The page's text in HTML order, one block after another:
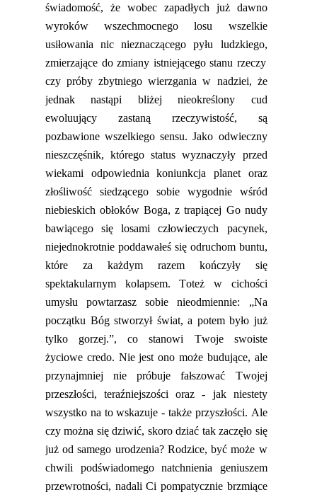
świadomość, że wobec zapadłych już dawno
wyroków wszechmocnego losu wszelkie
usiłowania nic nieznaczącego pyłu ludzkiego,
zmierzające do zmiany istniejącego stanu rzeczy
czy próby zbytniego wierzgania w nadziei, że
jednak nastąpi bliżej nieokreślony cud
ewoluujący zastaną rzeczywistość, są
pozbawione wszelkiego sensu. Jako odwieczny
nieszczęśnik, którego status wyznaczyły przed
wiekami odpowiednia koniunkcja planet oraz
złośliwość siedzącego sobie wygodnie wśród
niebieskich obłoków Boga, z trapiącej Go nudy
bawiącego się losami człowieczych pacynek,
niejednokrotnie poddawałeś się odruchom buntu,
które za każdym razem kończyły się
spektakularnym kolapsem. Toteż w cichości
umysłu powtarzasz sobie nieodmiennie: „Na
początku Bóg stworzył świat, a potem było już
tylko gorzej.”, co stanowi Twoje swoiste
życiowe credo. Nie jest ono może budujące, ale
przynajmniej nie próbuje fałszować Twojej
przeszłości, teraźniejszości oraz - jak niestety
wszystko na to wskazuje - także przyszłości. Ale
czy można się dziwić, skorodziać takzaczęło się
już od samego urodzenia? Rodzice, być może w
chwili podświadomego natchnienia geniuszem
przewrotności, nadali Ci pompatycznie brzmiące